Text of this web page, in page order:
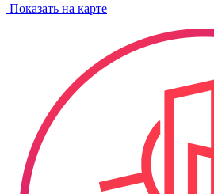
Показать на карте